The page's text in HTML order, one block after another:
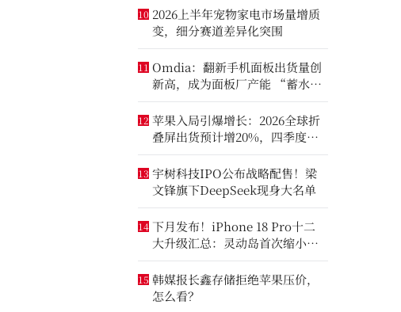
10 2026上半年宠物家电市场量增质
变，细分赛道差异化突围
11 Omdia：翻新手机面板出货量创
新高，成为面板厂产能 “蓄水
池”
12 苹果入局引爆增长：2026全球折
叠屏出货预计增20%，四季度成
全年销量关键窗口
13 宇树科技IPO公布战略配售！梁
文锋旗下DeepSeek现身大名单
14 下月发布！iPhone 18 Pro十二
大升级汇总：灵动岛首次缩小、
首次2nm芯片
15 韩媒报长鑫存储拒绝苹果压价，
怎么看？